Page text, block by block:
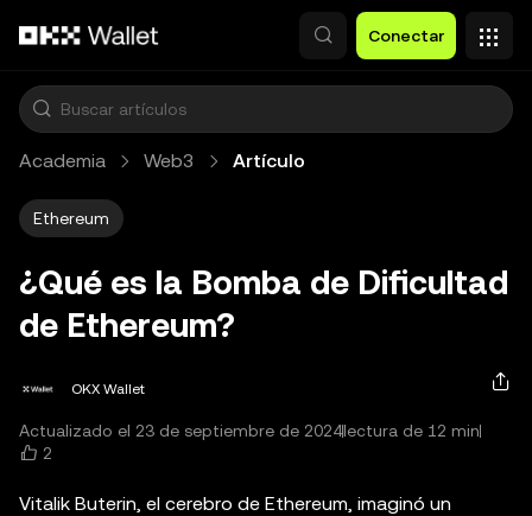
Conectar
Academia Web3 Artículo
Ethereum
¿Qué es la Bomba de Dificultad
de Ethereum?
OKX Wallet
Actualizado el 23 de septiembre de 2024lectura de 12 min
2
Vitalik Buterin, el cerebro de Ethereum, imaginó un